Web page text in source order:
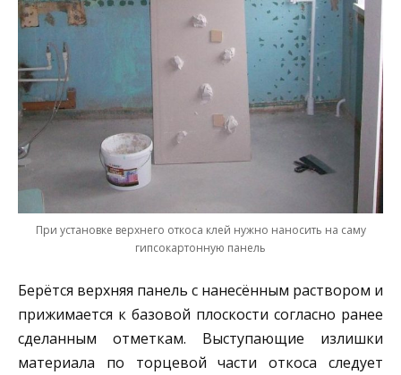
При установке верхнего откоса клей нужно наносить на саму
гипсокартонную панель
Берётся верхняя панель с нанесённым раствором и
прижимается к базовой плоскости согласно ранее
сделанным отметкам. Выступающие излишки
материала по торцевой части откоса следует